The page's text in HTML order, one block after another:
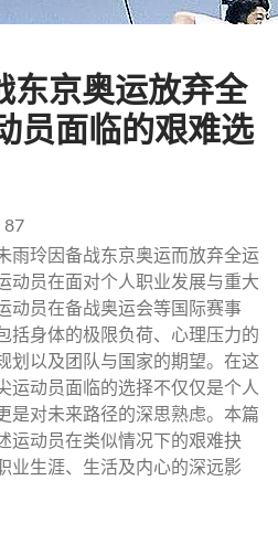
东京奥运放弃全
员面临的艰难选
87
雨玲因备战东京奥运而放弃全运
动员在面对个人职业发展与重大
动员在备战奥运会等国际赛事
括身体的极限负荷、心理压力的
划以及团队与国家的期望。在这
运动员面临的选择不仅仅是个人
是对未来路径的深思熟虑。本篇
运动员在类似情况下的艰难抉
业生涯、生活及内心的深远影